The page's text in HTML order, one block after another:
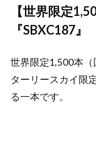
【世界限定
『SBXC187』
世界限定1,500本
ターリースカイ限
る一本です。